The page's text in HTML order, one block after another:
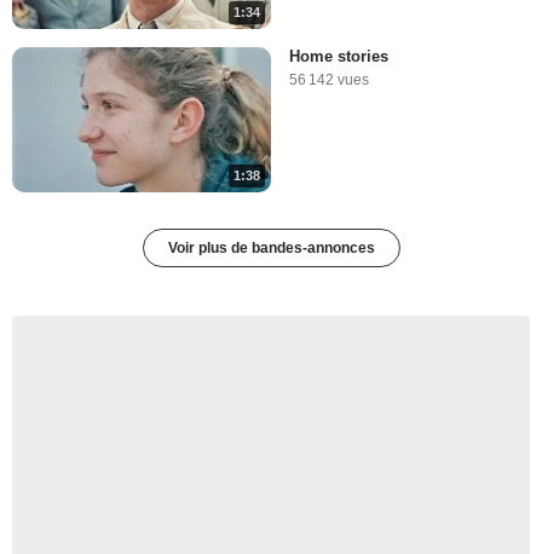
1:34
1:38
Home stories
56 142 vues
Voir plus de bandes-annonces